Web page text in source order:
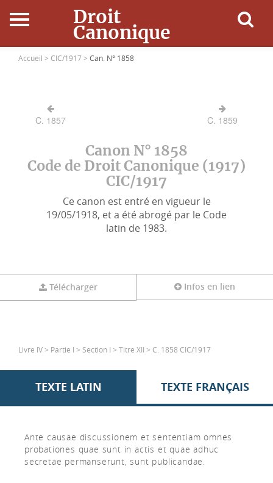
Droit
Canonique
Accueil
Ressources
Accueil > CIC/1917 > Can. N° 1858
C. 1857 C. 1859
Canon N° 1858
Code de Droit Canonique (1917)
CIC/1917
Ce canon est entré en vigueur le
19/05/1918, et a été abrogé par le Code
latin de 1983.
Télécharger Infos en lien
Livre IV > Partie I > Section I > Titre XII > C. 1858 CIC/1917
TEXTE LATIN TEXTE FRANÇAIS
Ante causae discussionem et sententiam omnes
probationes quae sunt in actis et quae adhuc
secretae permanserunt, sunt publicandae.